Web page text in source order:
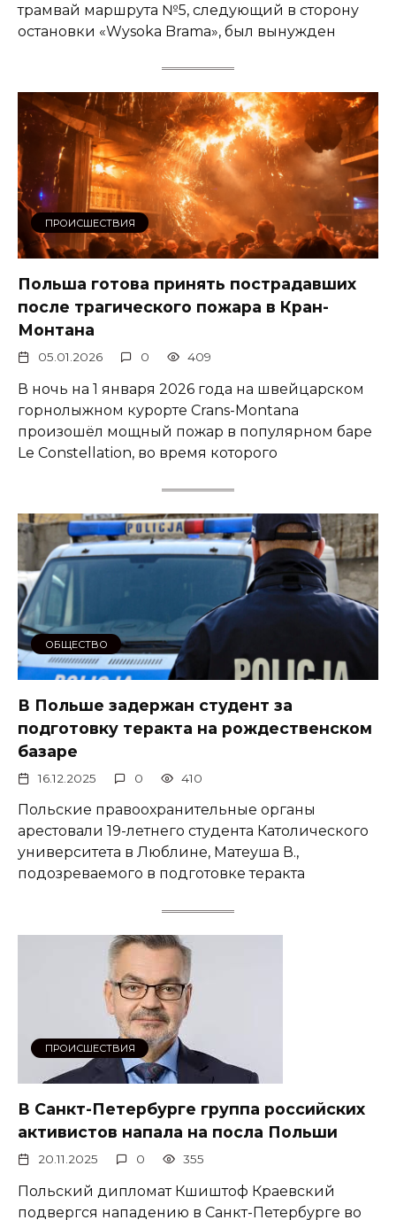
трамвай маршрута №5, следующий в сторону
остановки «Wysoka Brama», был вынужден
ПРОИСШЕСТВИЯ
Польша готова принять пострадавших
после трагического пожара в Кран-
Монтана
05.01.2026 0 409
В ночь на 1 января 2026 года на швейцарском
горнолыжном курорте Crans-Montana
произошёл мощный пожар в популярном баре
Le Constellation, во время которого
ОБЩЕСТВО
В Польше задержан студент за
подготовку теракта на рождественском
базаре
16.12.2025 0 410
Польские правоохранительные органы
арестовали 19-летнего студента Католического
университета в Люблине, Матеуша В.,
подозреваемого в подготовке теракта
ПРОИСШЕСТВИЯ
В Санкт-Петербурге группа российских
активистов напала на посла Польши
20.11.2025 0 355
Польский дипломат Кшиштоф Краевский
подвергся нападению в Санкт-Петербурге во